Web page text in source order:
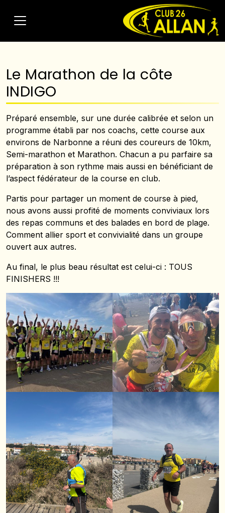
Le Marathon de la côte
INDIGO
Préparé ensemble, sur une durée calibrée et selon un
programme établi par nos coachs, cette course aux
environs de Narbonne a réuni des coureurs de 10km,
Semi-marathon et Marathon. Chacun a pu parfaire sa
préparation à son rythme mais aussi en bénéficiant de
l’aspect fédérateur de la course en club.
Partis pour partager un moment de course à pied,
nous avons aussi profité de moments conviviaux lors
des repas communs et des balades en bord de plage.
Comment allier sport et convivialité dans un groupe
ouvert aux autres.
Au final, le plus beau résultat est celui-ci : TOUS
FINISHERS !!!